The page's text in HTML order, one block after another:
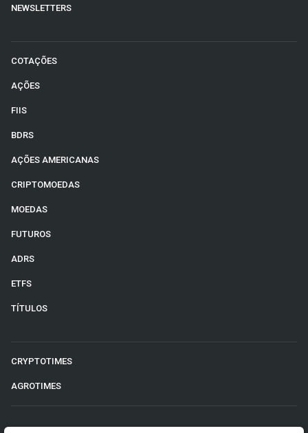
NEWSLETTERS
COTAÇÕES
AÇÕES
FIIS
BDRS
AÇÕES AMERICANAS
CRIPTOMOEDAS
MOEDAS
FUTUROS
ADRS
ETFS
TÍTULOS
CRYPTOTIMES
AGROTIMES